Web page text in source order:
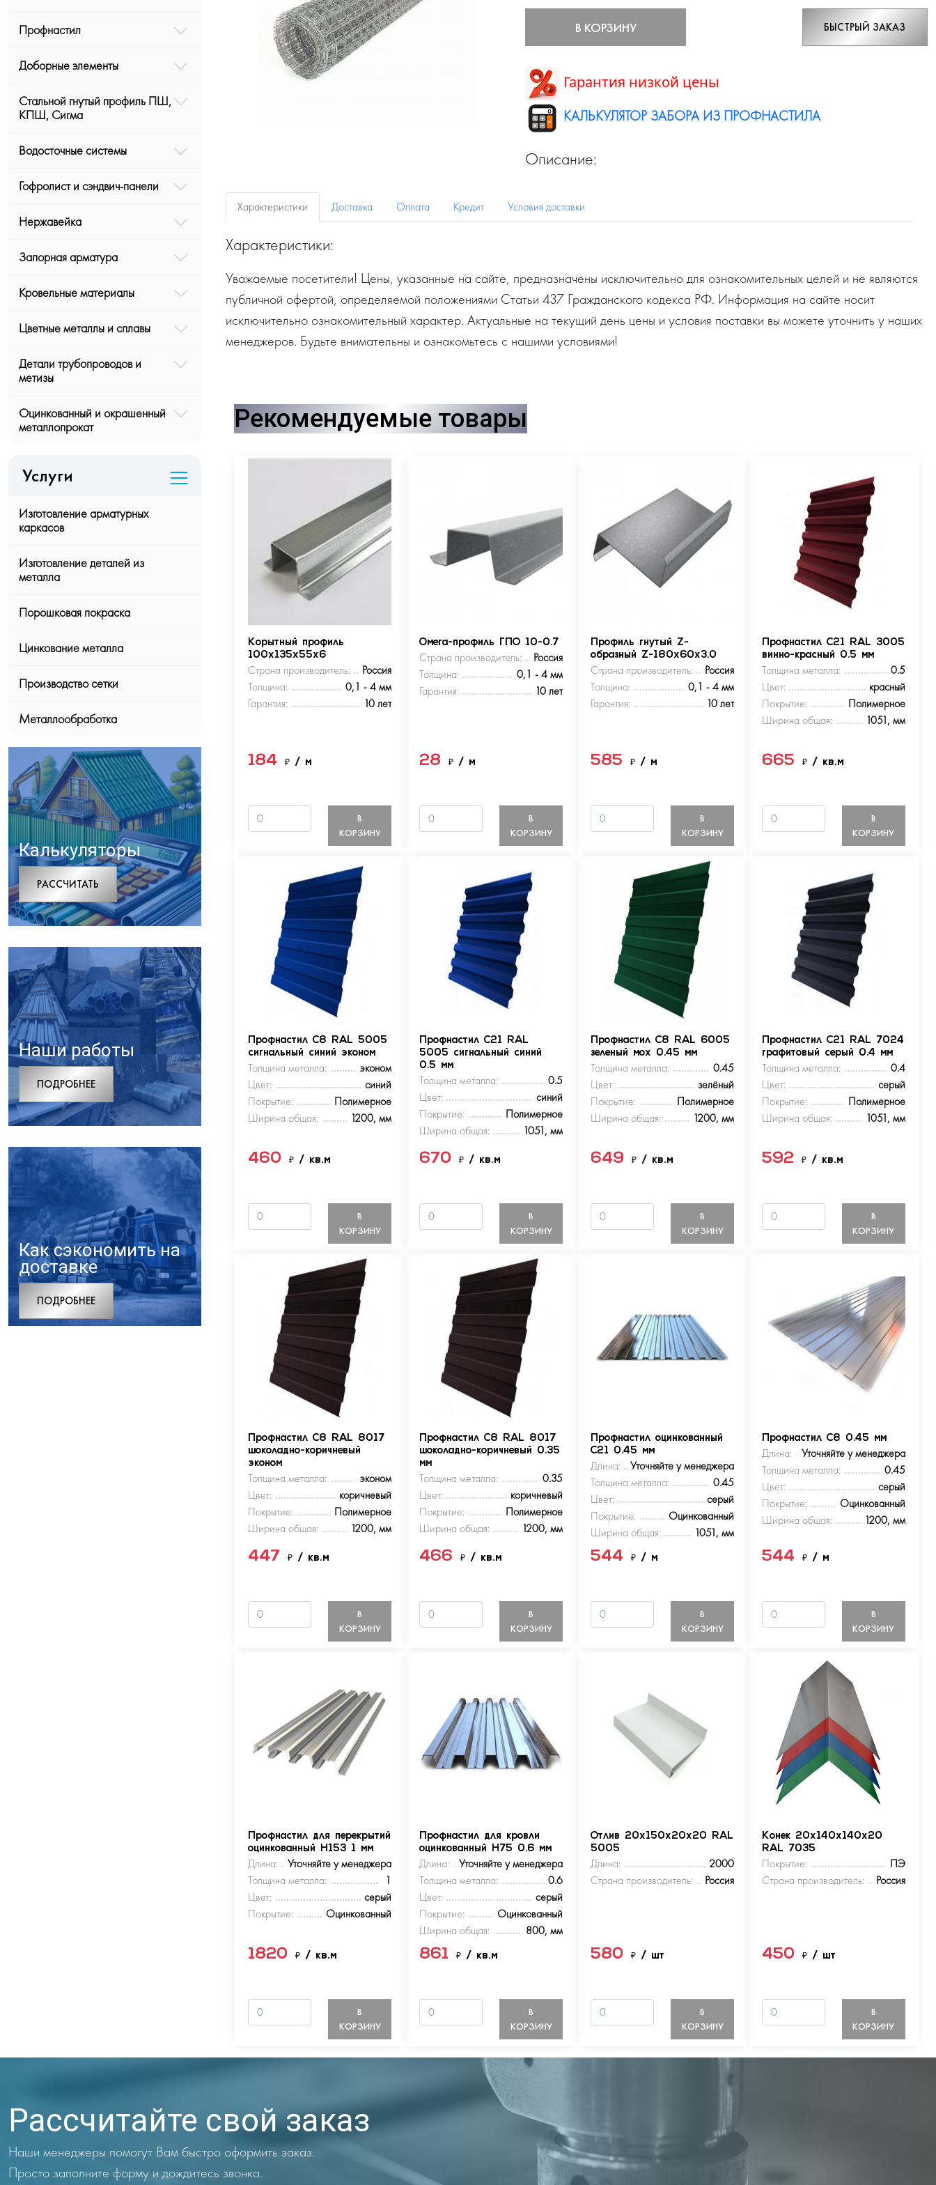
Профнастил
Доборные элементы
Стальной гнутый профиль ПШ,
КПШ, Сигма
Водосточные системы
Гофролист и сэндвич-панели
Нержавейка
Запорная арматура
Кровельные материалы
Цветные металлы и сплавы
Детали трубопроводов и
метизы
Оцинкованный и окрашенный
металлопрокат
Услуги
Изготовление арматурных
каркасов
Изготовление деталей из
металла
Порошковая покраска
Цинкование металла
Производство сетки
Металлообработка
Калькуляторы
РАCСЧИТАТЬ
Наши работы
ПОДРОБНЕЕ
Как сэкономить на
доставке
ПОДРОБНЕЕ
В КОРЗИНУ БЫСТРЫЙ ЗАКАЗ
Гарантия низкой цены
КАЛЬКУЛЯТОР ЗАБОРА ИЗ ПРОФНАСТИЛА
Описание:
Характеристики Доставка Оплата Кредит Условия доставки
Характеристики:
Уважаемые посетители! Цены, указанные на сайте, предназначены исключительно для ознакомительных целей и не являются
публичной офертой, определяемой положениями Статьи 437 Гражданского кодекса РФ. Информация на сайте носит
исключительно ознакомительный характер. Актуальные на текущий день цены и условия поставки вы можете уточнить у наших
менеджеров. Будьте внимательны и ознакомьтесь с нашими условиями!
Рекомендуемые товары
Корытный профиль
100х135х55х6
Страна производитель:
Россия
Толщина:
0,1 - 4 мм
Гарантия:
10 лет
184₽/ м
В
КОРЗИНУ
Омега-профиль ГПО 10-0.7
Страна производитель:
Россия
Толщина:
0,1 - 4 мм
Гарантия:
10 лет
28₽/ м
В
КОРЗИНУ
Профиль гнутый Z-
образный Z-180х60х3.0
Страна производитель:
Россия
Толщина:
0,1 - 4 мм
Гарантия:
10 лет
585₽/ м
В
КОРЗИНУ
Профнастил С21 RAL 3005
винно-красный 0.5 мм
Толщина металла:
0.5
Цвет:
красный
Покрытие:
Полимерное
Ширина общая:
1051, мм
665 ₽ / кв.м
В
КОРЗИНУ
Профнастил С8 RAL 5005
сигнальный синий эконом
Толщина металла:
эконом
Цвет:
синий
Покрытие:
Полимерное
Ширина общая:
1200, мм
460₽/ кв.м
В
КОРЗИНУ
Профнастил С21 RAL
5005 сигнальный синий
0.5 мм
Толщина металла:
0.5
Цвет:
синий
Покрытие:
Полимерное
Ширина общая:
1051, мм
670₽/ кв.м
В
КОРЗИНУ
Профнастил С8 RAL 6005
зеленый мох 0.45 мм
Толщина металла:
0.45
Цвет:
зелёный
Покрытие:
Полимерное
Ширина общая:
1200, мм
649₽/ кв.м
В
КОРЗИНУ
Профнастил С21 RAL 7024
графитовый серый 0.4 мм
Толщина металла:
0.4
Цвет:
серый
Покрытие:
Полимерное
Ширина общая:
1051, мм
592 ₽ / кв.м
В
КОРЗИНУ
Профнастил С8 RAL 8017
шоколадно-коричневый
эконом
Толщина металла:
эконом
Цвет:
коричневый
Покрытие:
Полимерное
Ширина общая:
1200, мм
447₽/ кв.м
В
КОРЗИНУ
Профнастил С8 RAL 8017
шоколадно-коричневый 0.35
мм
Толщина металла:
0.35
Цвет:
коричневый
Покрытие:
Полимерное
Ширина общая:
1200, мм
466₽/ кв.м
В
КОРЗИНУ
Профнастил оцинкованный
С21 0.45 мм
Длина:
Уточняйте у менеджера
Толщина металла:
0.45
Цвет:
серый
Покрытие:
Оцинкованный
Ширина общая:
1051, мм
544₽/ м
В
КОРЗИНУ
Профнастил С8 0.45 мм
Длина:
Уточняйте у менеджера
Толщина металла:
0.45
Цвет:
серый
Покрытие:
Оцинкованный
Ширина общая:
1200, мм
544 ₽ / м
В
КОРЗИНУ
Профнастил для перекрытий
оцинкованный Н153 1 мм
Длина:
Уточняйте у менеджера
Толщина металла:
1
Цвет:
серый
Покрытие:
Оцинкованный
1820₽/ кв.м
В
КОРЗИНУ
Профнастил для кровли
оцинкованный Н75 0.6 мм
Длина:
Уточняйте у менеджера
Толщина металла:
0.6
Цвет:
серый
Покрытие:
Оцинкованный
Ширина общая:
800, мм
861₽/ кв.м
В
КОРЗИНУ
Отлив 20х150х20х20 RAL
5005
Длина:
2000
Страна производитель:
Россия
580₽/ шт
В
КОРЗИНУ
Конек 20х140х140х20
RAL 7035
Покрытие:
ПЭ
Страна производитель:
Россия
450 ₽ / шт
В
КОРЗИНУ
Рассчитайте свой заказ
Наши менеджеры помогут Вам быстро оформить заказ.
Просто заполните форму и дождитесь звонка.